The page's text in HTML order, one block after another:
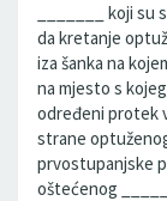
_______ koji
da kretanje
iza šanka na
na mjesto s
određeni protek
strane
prvostupanjske
oštećenog